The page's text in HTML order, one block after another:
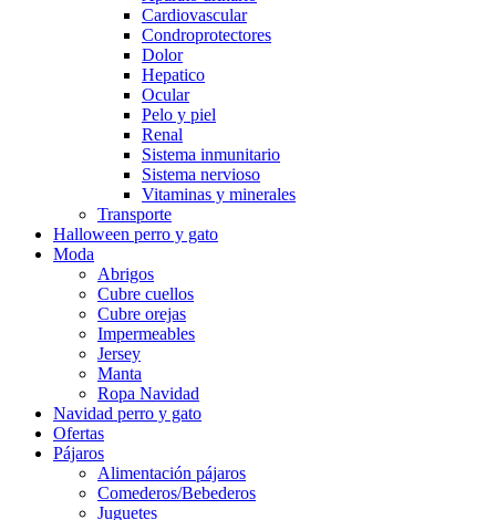
Cardiovascular
Condroprotectores
Dolor
Hepatico
Ocular
Pelo y piel
Renal
Sistema inmunitario
Sistema nervioso
Vitaminas y minerales
Transporte
Halloween perro y gato
Moda
Abrigos
Cubre cuellos
Cubre orejas
Impermeables
Jersey
Manta
Ropa Navidad
Navidad perro y gato
Ofertas
Pájaros
Alimentación pájaros
Comederos/Bebederos
Juguetes